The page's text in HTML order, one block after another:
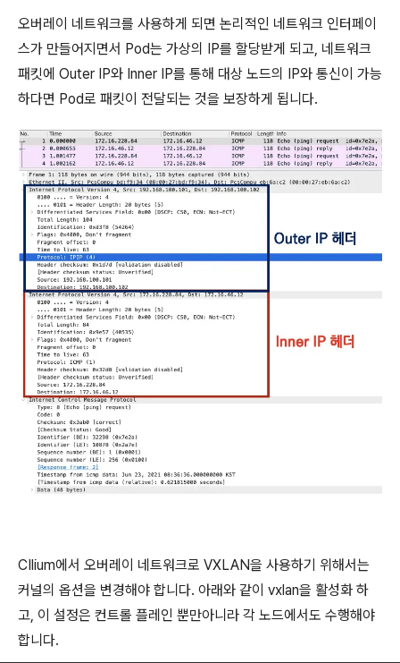
오버레이 네트워크를 사용하게 되면 논리적인 네트워크 인터페이
스가 만들어지면서 Pod는 가상의 IP를 할당받게 되고, 네트워크
패킷에 Outer IP와 Inner IP를 통해 대상 노드의 IP와 통신이 가능
하다면 Pod로 패킷이 전달되는 것을 보장하게 됩니다.
CIlium에서 오버레이 네트워크로 VXLAN을 사용하기 위해서는
커널의 옵션을 변경해야 합니다. 아래와 같이 vxlan을 활성화 하
고, 이 설정은 컨트롤 플레인 뿐만아니라 각 노드에서도 수행해야
합니다.